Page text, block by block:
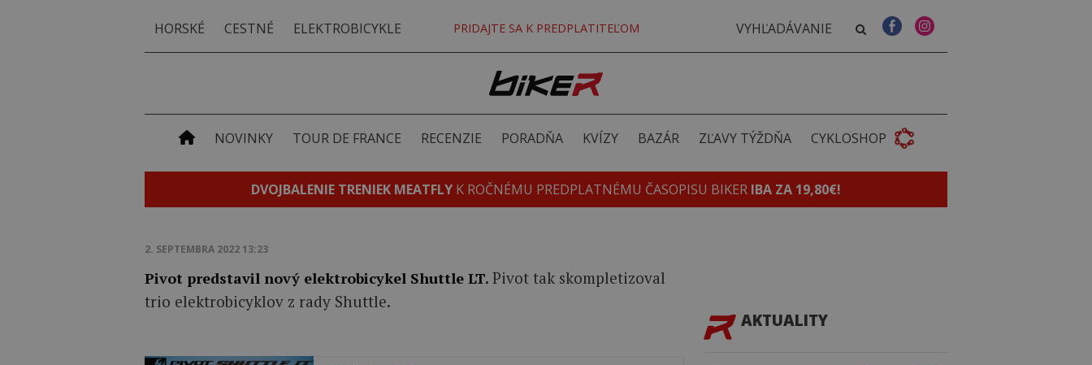
HORSKÉ CESTNÉ ELEKTROBICYKLE PRIDAJTE SA K PREDPLATITEĽOM
NOVINKY TOUR DE FRANCE RECENZIE PORADŇA KVÍZY BAZÁR ZĽAVY TÝŽDŇA CYKLOSHOP
DVOJBALENIE TRENIEK MEATFLY K ROČNÉMU PREDPLATNÉMU ČASOPISU BIKER IBA ZA 19,80€!
2. SEPTEMBRA 2022 13:23
Pivot predstavil nový elektrobicykel Shuttle LT. Pivot tak skompletizoval
trio elektrobicyklov z rady Shuttle.
AKTUALITY